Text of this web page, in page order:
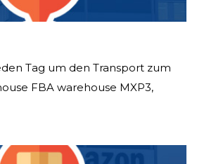
Tag um den Transport zum
FBA warehouse MXP3,